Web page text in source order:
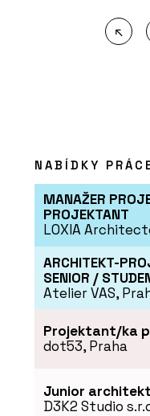
↖
NABÍDKY
MANAŽER
PROJEKTANT
LOXIA
ARCHITEKT-
SENIOR /
Atelier VAS,
Projektant/ka
dot53, Praha
Junior architekt
D3K2 Studio